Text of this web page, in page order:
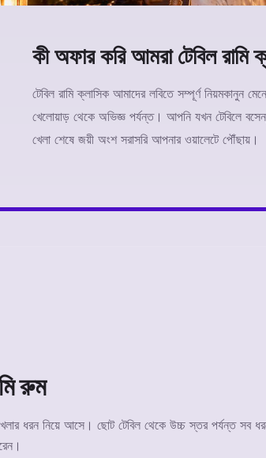
কী অফার করি আমরা টেবিল রামি
টেবিল রামি ক্লাসিক আমাদের লবিতে সম্পূর্ণ নিয়মকানুন
খেলোয়াড় থেকে অভিজ্ঞ পর্যন্ত। আপনি যখন টেবিলে
খেলা শেষে জয়ী অংশ সরাসরি আপনার ওয়ালেটে পৌঁছায়।
রুম
ধরন নিয়ে আসে। ছোট টেবিল থেকে উচ্চ স্তর পর্যন্ত সব